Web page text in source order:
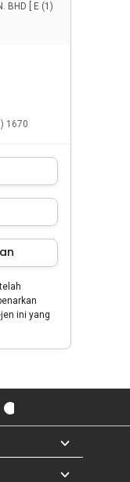
BHD [ E (1)
1670
ini yang